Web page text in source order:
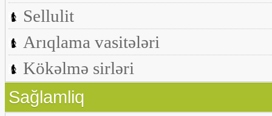
Sellulit
Arıqlama vasitələri
Kökəlmə sirləri
Sağlamliq